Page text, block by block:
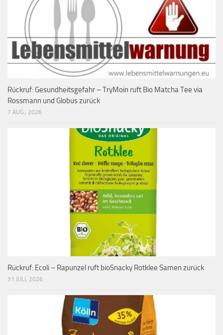
Rückruf: Gesundheitsgefahr – TryMoin ruft Bio Matcha Tee via
Rossmann und Globus zurück
7 AUG., 2026
Rückruf: Ecoli – Rapunzel ruft bioSnacky Rotklee Samen zurück
31 JULI, 2026